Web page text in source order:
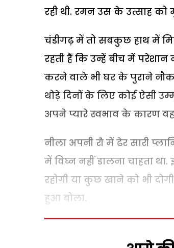
रही थी. रमन उस के उत्साह को
चंडीगढ़ में तो सबकुछ हाथ में
रहती हैं कि उन्हें बीच में
करने वाले भी घर के पुराने
थोड़े दिनों के लिए कोई ऐसी
अपने प्यारे स्वभाव के कारण
नीला अपनी रौ में ढेर सारी
में विघ्न नहीं डालना चाहता
रहोगी या कुछ खाने को भी
हुआ बोला.